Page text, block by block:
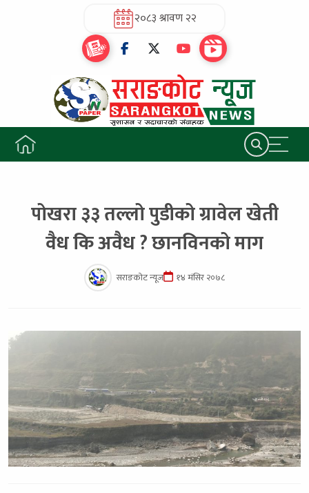
२०८३ श्रावण २२
पोखरा ३३ तल्लो पुडीको ग्रावेल खेती
वैध कि अवैध ? छानविनको माग
सराङकोट न्यूज १४ मंसिर २०७८